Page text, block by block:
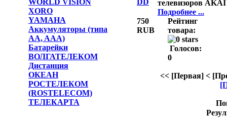
WORLD VISION
XORO
YAMAHA
Аккумуляторы (типа
AA, AAA)
Батарейки
ВОЛГАТЕЛЕКОМ
Дистанция
ОКЕАН
РОСТЕЛЕКОМ
(ROSTELECOM)
ТЕЛЕКАРТА
телевизоров
Подробнее ...
750
RUB
Рейтинг
товара:
Голосов:
0
<< [Первая] <